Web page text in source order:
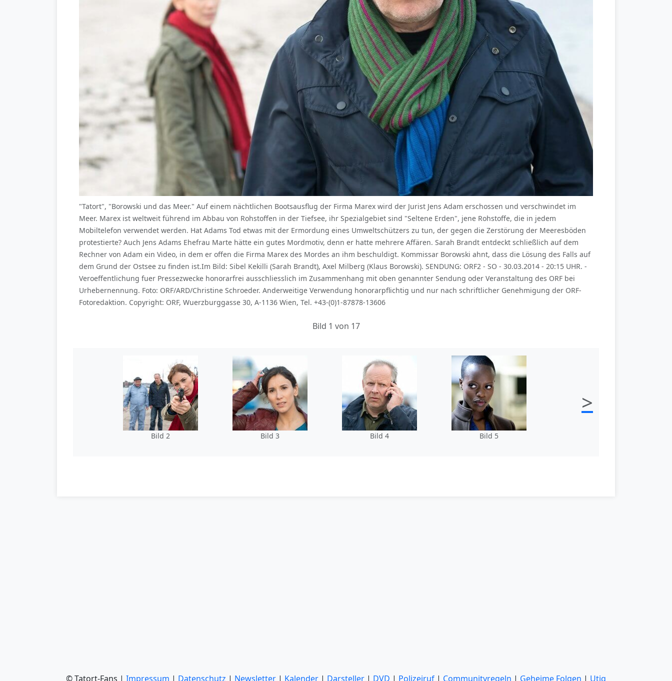
"Tatort", "Borowski und das Meer." Auf einem nächtlichen Bootsausflug der Firma Marex wird der Jurist Jens Adam erschossen und verschwindet im
Meer. Marex ist weltweit führend im Abbau von Rohstoffen in der Tiefsee, ihr Spezialgebiet sind "Seltene Erden", jene Rohstoffe, die in jedem
Mobiltelefon verwendet werden. Hat Adams Tod etwas mit der Ermordung eines Umweltschützers zu tun, der gegen die Zerstörung der Meeresböden
protestierte? Auch Jens Adams Ehefrau Marte hätte ein gutes Mordmotiv, denn er hatte mehrere Affären. Sarah Brandt entdeckt schließlich auf dem
Rechner von Adam ein Video, in dem er offen die Firma Marex des Mordes an ihm beschuldigt. Kommissar Borowski ahnt, dass die Lösung des Falls auf
dem Grund der Ostsee zu finden ist.Im Bild: Sibel Kekilli (Sarah Brandt), Axel Milberg (Klaus Borowski). SENDUNG: ORF2 - SO - 30.03.2014 - 20:15 UHR. -
Veroeffentlichung fuer Pressezwecke honorarfrei ausschliesslich im Zusammenhang mit oben genannter Sendung oder Veranstaltung des ORF bei
Urhebernennung. Foto: ORF/ARD/Christine Schroeder. Anderweitige Verwendung honorarpflichtig und nur nach schriftlicher Genehmigung der ORF-
Fotoredaktion. Copyright: ORF, Wuerzburggasse 30, A-1136 Wien, Tel. +43-(0)1-87878-13606
Bild 1 von 17
Bild 2 Bild 3 Bild 4 Bild 5
>
© Tatort-Fans | Impressum | Datenschutz | Newsletter | Kalender | Darsteller | DVD | Polizeiruf | Communityregeln | Geheime Folgen | Utiq